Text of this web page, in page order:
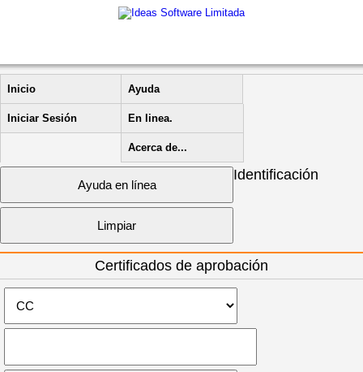
Inicio
Iniciar Sesión
Ayuda
En linea.
Acerca de...
Certificados de aprobación
Identificación